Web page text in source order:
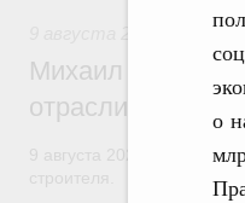
о
Михаил
отрасли с
9 августа 2026 года